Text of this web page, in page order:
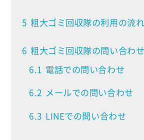
5 粗大ゴミ回収隊の利用の流れ
6 粗大ゴミ回収隊の問い合わ
6.1 電話での問い合わせ
6.2 メールでの問い合わせ
6.3 LINEでの問い合わせ